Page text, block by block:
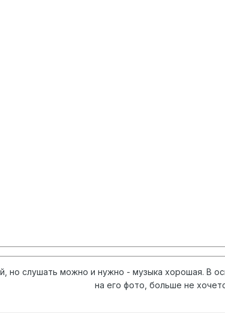
но слушать можно и нужно - музыка хорошая. В
на его фото, больше не